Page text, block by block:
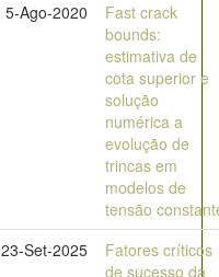
5-Ago-2020
Fast crack
bounds:
estimativa de
cota superior e
solução
numérica a
evolução de
trincas em
modelos de
tensão
23-Set-2025
Fatores críticos
de sucesso da